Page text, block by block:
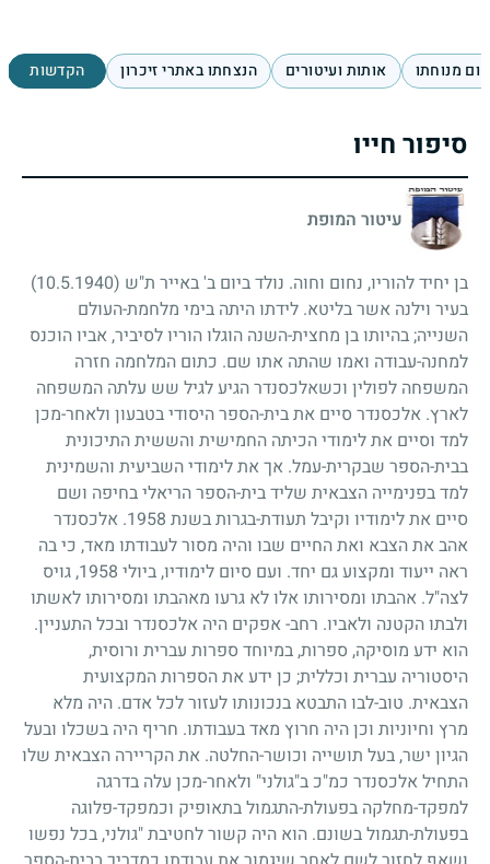
מנוחתו אותות ועיטורים הנצחתו באתרי זיכרון הקדשות
סיפור חייו
עיטור המופת
בן יחיד להוריו, נחום וחוה. נולד ביום ב' באייר ת"ש (10.5.1940)
בעיר וילנה אשר בליטא. לידתו היתה בימי מלחמת-העולם
השנייה; בהיותו בן מחצית-השנה הוגלו הוריו לסיביר, אביו הוכנס
למחנה-עבודה ואמו שהתה אתו שם. כתום המלחמה חזרה
המשפחה לפולין וכשאלכסנדר הגיע לגיל שש עלתה המשפחה
לארץ. אלכסנדר סיים את בית-הספר היסודי בטבעון ולאחר-מכן
למד וסיים את לימודי הכיתה החמישית והששית התיכונית
בבית-הספר שבקרית-עמל. אך את לימודי השביעית והשמינית
למד בפנימייה הצבאית שליד בית-הספר הריאלי בחיפה ושם
סיים את לימודיו וקיבל תעודת-בגרות בשנת 1958. אלכסנדר
אהב את הצבא ואת החיים שבו והיה מסור לעבודתו מאד, כי בה
ראה ייעוד ומקצוע גם יחד. ועם סיום לימודיו, ביולי 1958, גויס
לצה"ל. אהבתו ומסירותו אלו לא גרעו מאהבתו ומסירותו לאשתו
ולבתו הקטנה ולאביו. רחב- אפקים היה אלכסנדר ובכל התעניין.
הוא ידע מוסיקה, ספרות, במיוחד ספרות עברית ורוסית,
היסטוריה עברית וכללית; כן ידע את הספרות המקצועית
הצבאית. טוב-לבו התבטא בנכונותו לעזור לכל אדם. היה מלא
מרץ וחיוניות וכן היה חרוץ מאד בעבודתו. חריף היה בשכלו ובעל
הגיון ישר, בעל תושייה וכושר-החלטה. את הקריירה הצבאית שלו
התחיל אלכסנדר כמ"כ ב"גולני" ולאחר-מכן עלה בדרגה
למפקד-מחלקה בפעולת-התגמול בתאופיק וכמפקד-פלוגה
בפעולת-תגמול בשונם. הוא היה קשור לחטיבת "גולני, בכל נפשו